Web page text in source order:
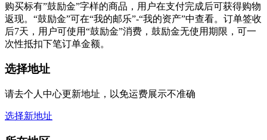
购买标有”鼓励金”字样的商品，用户在支付完成后可获得购物
返现。“鼓励金”可在“我的邮乐”-“我的资产”中查看。订单签收
后7天，用户可使用“鼓励金”消费，鼓励金无使用期限，可一
次性抵扣下笔订单金额。
选择地址
请去个人中心更新地址，以免运费展示不准确
选择新地址